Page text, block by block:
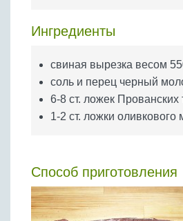
Яйца
Ингредиенты
свиная вырезка весом
соль и перец черный
6-8 ст. ложек Прованских
1-2 ст. ложки оливкового
Способ приготовления